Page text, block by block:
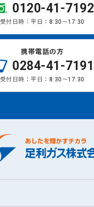
0120-41-7192
受付日時：平日：8:30～17:30
携帯電話の方
0284-41-7191
受付日時：平日：8:30～17:30